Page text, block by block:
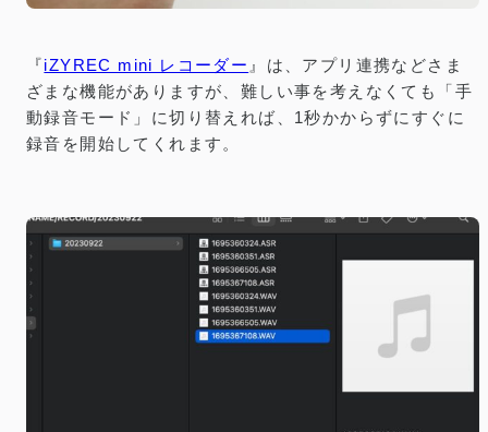
『iZYREC mini レコーダー 』は、アプリ連携などさま
ざまな機能がありますが、難しい事を考えなくても「手
動録音モード」に切り替えれば、1秒かからずにすぐに
録音を開始してくれます。